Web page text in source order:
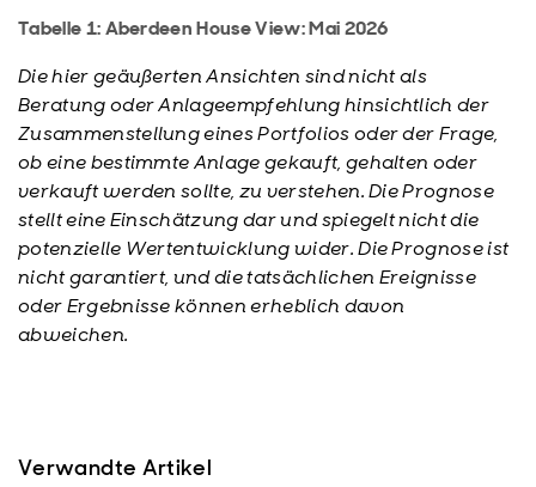
Tabelle 1: Aberdeen House View: Mai 2026
Die hier geäußerten Ansichten sind nicht als
Beratung oder Anlageempfehlung hinsichtlich der
Zusammenstellung eines Portfolios oder der Frage,
ob eine bestimmte Anlage gekauft, gehalten oder
verkauft werden sollte, zu verstehen. Die Prognose
stellt eine Einschätzung dar und spiegelt nicht die
potenzielle Wertentwicklung wider. Die Prognose ist
nicht garantiert, und die tatsächlichen Ereignisse
oder Ergebnisse können erheblich davon
abweichen.
Verwandte Artikel